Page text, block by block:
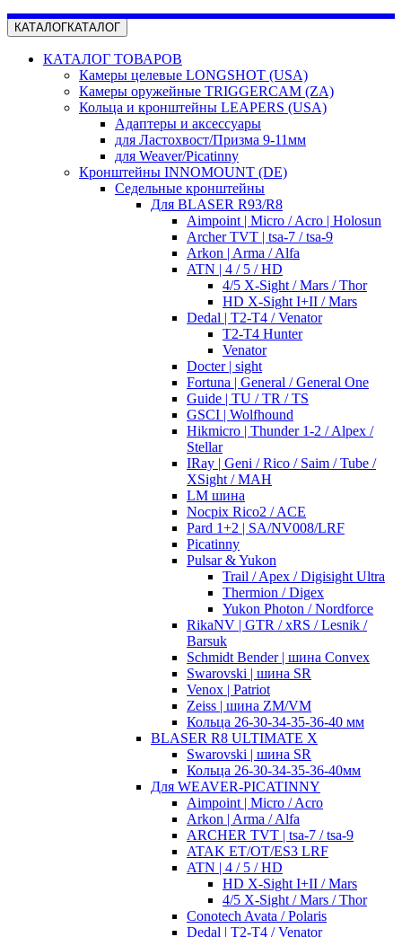
КАТАЛОГКАТАЛОГ
КАТАЛОГ ТОВАРОВ
Камеры целевые LONGSHOT (USA)
Камеры оружейные TRIGGERCAM (ZA)
Кольца и кронштейны LEAPERS (USA)
Адаптеры и аксессуары
для Ластохвост/Призма 9-11мм
для Weaver/Picatinny
Кронштейны INNOMOUNT (DE)
Седельные кронштейны
Для BLASER R93/R8
Aimpoint | Micro / Acro | Holosun
Archer TVT | tsa-7 / tsa-9
Arkon | Arma / Alfa
ATN | 4 / 5 / HD
4/5 X-Sight / Mars / Thor
HD X-Sight I+II / Mars
Dedal | T2-T4 / Venator
T2-T4 Hunter
Venator
Docter | sight
Fortuna | General / General One
Guide | TU / TR / TS
GSCI | Wolfhound
Hikmicro | Thunder 1-2 / Alpex /
Stellar
IRay | Geni / Rico / Saim / Tube /
XSight / MAH
LM шина
Nocpix Rico2 / ACE
Pard 1+2 | SA/NV008/LRF
Picatinny
Pulsar & Yukon
Trail / Apex / Digisight Ultra
Thermion / Digex
Yukon Photon / Nordforce
RikaNV | GTR / xRS / Lesnik /
Barsuk
Schmidt Bender | шина Convex
Swarovski | шина SR
Venox | Patriot
Zeiss | шина ZM/VM
Кольца 26-30-34-35-36-40 мм
BLASER R8 ULTIMATE X
Swarovski | шина SR
Кольца 26-30-34-35-36-40мм
Для WEAVER-PICATINNY
Aimpoint | Micro / Acro
Arkon | Arma / Alfa
ARCHER TVT | tsa-7 / tsa-9
ATAK ET/OT/ES3 LRF
ATN | 4 / 5 / HD
HD X-Sight I+II / Mars
4/5 X-Sight / Mars / Thor
Conotech Avata / Polaris
Dedal | T2-T4 / Venator